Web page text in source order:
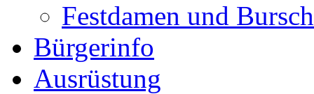
Festdamen und
Bürgerinfo
Ausrüstung